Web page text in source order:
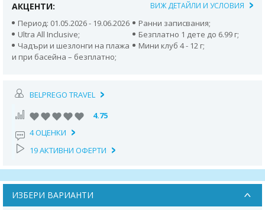
АКЦЕНТИ: ВИЖ ДЕТАЙЛИ И УСЛОВИЯ
Период: 01.05.2026 - 19.06.2026
Ранни записвания;
Ultra All Inclusive;
Безплатно 1 дете до 6.99 г;
Чадъри и шезлонги на плажа
и при басейна – безплатно;
Мини клуб 4 - 12 г;
BELPREGO TRAVEL
4.75
4 ОЦЕНКИ
19 АКТИВНИ ОФЕРТИ
ИЗБЕРИ ВАРИАНТИ